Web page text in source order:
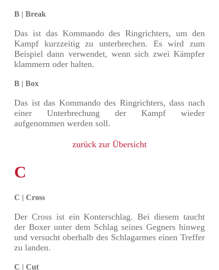
B | Break
Das ist das Kommando des Ringrichters, um den
Kampf kurzzeitig zu unterbrechen. Es wird zum
Beispiel dann verwendet, wenn sich zwei Kämpfer
klammern oder halten.
B | Box
Das ist das Kommando des Ringrichters, dass nach
einer Unterbrechung der Kampf wieder
aufgenommen werden soll.
zurück zur Übersicht
C
C | Cross
Der Cross ist ein Konterschlag. Bei diesem taucht
der Boxer unter dem Schlag seines Gegners hinweg
und versucht oberhalb des Schlagarmes einen Treffer
zu landen.
C | Cut